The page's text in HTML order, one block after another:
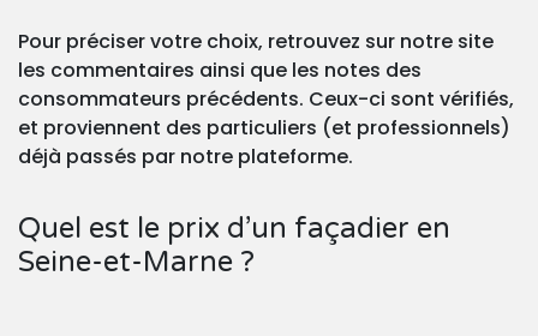
Pour préciser votre choix, retrouvez sur notre site
les commentaires ainsi que les notes des
consommateurs précédents. Ceux-ci sont vérifiés,
et proviennent des particuliers (et professionnels)
déjà passés par notre plateforme.
Quel est le prix d’un façadier en
Seine-et-Marne ?